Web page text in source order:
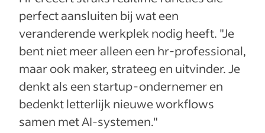
perfect aansluiten bij wat een
veranderende werkplek nodig heeft. "Je
bent niet meer alleen een hr-professional,
maar ook maker, strateeg en uitvinder. Je
denkt als een startup-ondernemer en
bedenkt letterlijk nieuwe workflows
samen met AI-systemen."